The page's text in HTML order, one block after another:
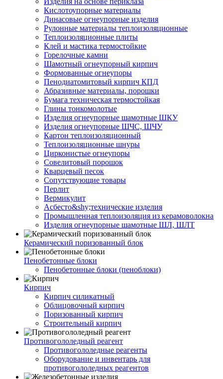
Кислотоупорные материалы
Динасовые огнеупорные изделия
Рулонные материалы теплоизоляционные
Тепло­изоляционные плиты
Клей и мастика термостойкие
Горелочные камни
Шамотный огнеупорный кирпич
Формованные огнеупоры
Пенодиатомитовый кирпич КПД
Абразивные материалы, порошки
Бумага техническая термостойкая
Глины тонкомолотые
Изделия огнеупорные шамотные ШКУ
Изделия огнеупорные ШЧС, ШЧУ
Картон теплоизоляционный
Теплоизоляционные шнуры
Цирконистые огнеупоры
Совелитовый порошок
Кварцевый песок
Сопутствующие товары
Перлит
Вермикулит
Асбесто&shy;технические изделия
Промышленная теплоизоляция из керамоволокна
Изделия огнеупорные шамотные ШЛ, ШЛТ
Керамический поризованный блок
Пенобетонные блоки
Пенобетонные блоки (пеноблоки)
Кирпич
Кирпич силикатный
Облицовочный кирпич
Поризованный кирпич
Строительный кирпич
Противогололедный реагент
Противогололедные реагенты
Оборудование и инвентарь для
противогололедных реагентов